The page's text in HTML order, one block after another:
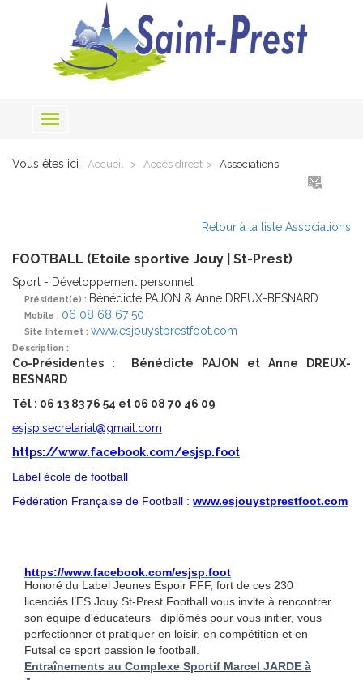
Toggle
Vous êtes ici : Accueil Accès direct Associations
Retour à la liste Associations
FOOTBALL (Etoile sportive Jouy | St-Prest)
Sport - Développement personnel
Président(e) : Bénédicte PAJON & Anne DREUX-BESNARD
Mobile : 06 08 68 67 50
Site Internet : www.esjouystprestfoot.com
Description :
Co-Présidentes : Bénédicte PAJON et Anne DREUX-
BESNARD
Tél : 06 13 83 76 54 et 06 08 70 46 09
esjsp.secretariat@gmail.com
https://www.facebook.com/esjsp.foot
Label école de football
Fédération Française de Football : www.esjouystprestfoot.com
https://www.facebook.com/esjsp.foot
Honoré du Label Jeunes Espoir FFF, fort de ces 230
licenciés l’ES Jouy St-Prest Football vous invite à rencontrer
son équipe d'éducateurs diplômés pour vous initier, vous
perfectionner et pratiquer en loisir, en compétition et en
Futsal ce sport passion le football.
Entraînements au Complexe Sportif Marcel JARDE à